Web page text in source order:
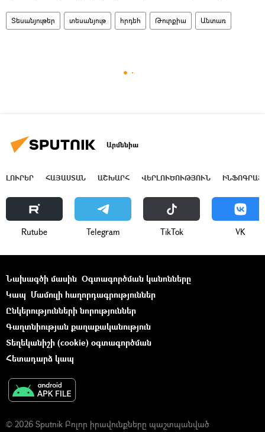
Տեսանյութեր տեսանյութ հրդեհ Թուրքիա Անտառ
Արմենիա
ԼՈՒՐԵՐ ՀԱՅԱՍՏԱՆ ԱՇԽԱՐՀ ՎԵՐԼՈՒԾՈՒԹՅՈՒՆ
Rutube Telegram ТikТоk VK
Նախագծի մասին Օգտագործման կանոնները
Կապ Մամուլի հաղորդագրություններ
Ընկերությունների նորություններ
Գաղտնիության քաղաքականություն
Տեղեկանիշի (cookie) օգտագործման
Հետադարձ կապ
© 2026 Sputnik Բոլոր իրավունքները պաշտպանված